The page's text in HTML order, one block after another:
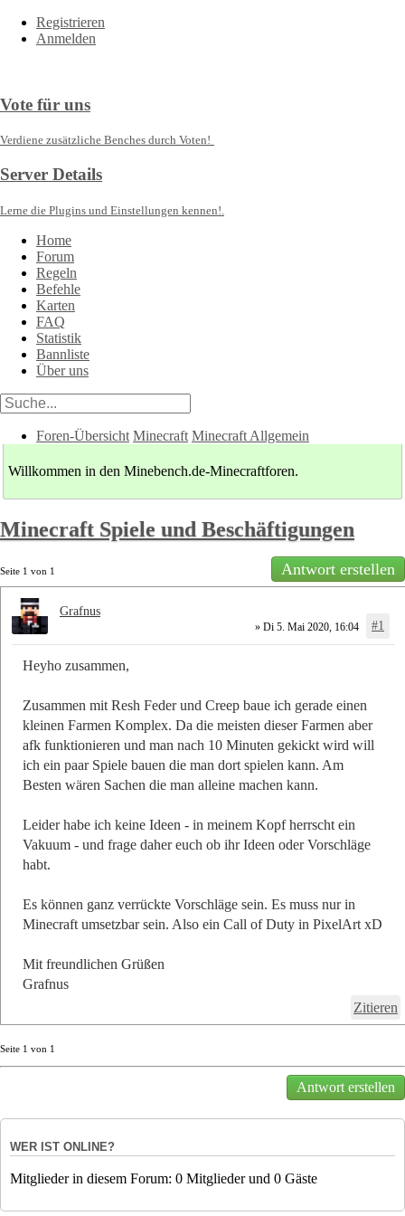
Registrieren
Anmelden
Vote für uns
Verdiene zusätzliche Benches durch Voten!
Server Details
Lerne die Plugins und Einstellungen kennen!.
Home
Forum
Regeln
Befehle
Karten
FAQ
Statistik
Bannliste
Über uns
Foren-Übersicht Minecraft Minecraft Allgemein
Willkommen in den Minebench.de-Minecraftforen.
Minecraft Spiele und Beschäftigungen
Seite 1 von 1 Antwort erstellen
» Di 5. Mai 2020, 16:04 #1
Heyho zusammen,
Zusammen mit Resh Feder und Creep baue ich gerade einen
kleinen Farmen Komplex. Da die meisten dieser Farmen aber
afk funktionieren und man nach 10 Minuten gekickt wird will
ich ein paar Spiele bauen die man dort spielen kann. Am
Besten wären Sachen die man alleine machen kann.
Leider habe ich keine Ideen - in meinem Kopf herrscht ein
Vakuum - und frage daher euch ob ihr Ideen oder Vorschläge
habt.
Es können ganz verrückte Vorschläge sein. Es muss nur in
Minecraft umsetzbar sein. Also ein Call of Duty in PixelArt xD
Mit freundlichen Grüßen
Grafnus
Zitieren
Grafnus
Seite 1 von 1
Antwort erstellen
WER IST ONLINE?
Mitglieder in diesem Forum: 0 Mitglieder und 0 Gäste